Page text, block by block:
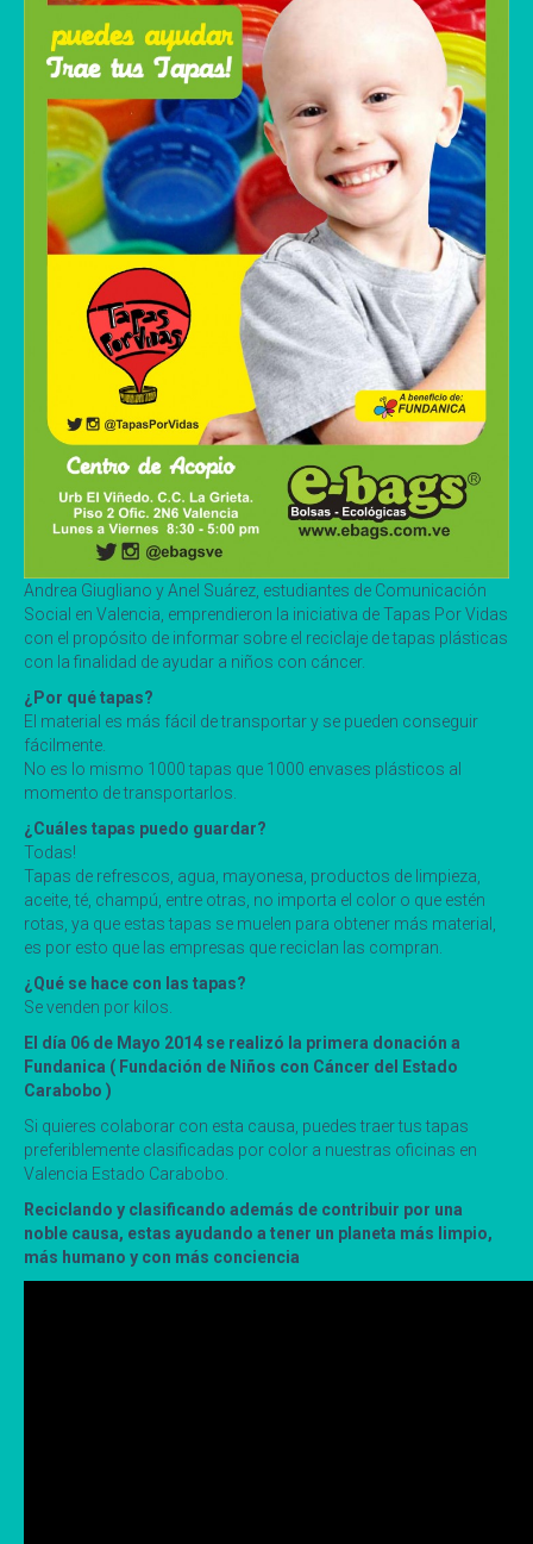
Andrea Giugliano y Anel Suárez, estudiantes de Comunicación
Social en Valencia, emprendieron la iniciativa de Tapas Por Vidas
con el propósito de informar sobre el reciclaje de tapas plásticas
con la finalidad de ayudar a niños con cáncer.
¿Por qué tapas?
El material es más fácil de transportar y se pueden conseguir
fácilmente.
No es lo mismo 1000 tapas que 1000 envases plásticos al
momento de transportarlos.
¿Cuáles tapas puedo guardar?
Todas!
Tapas de refrescos, agua, mayonesa, productos de limpieza,
aceite, té, champú, entre otras, no importa el color o que estén
rotas, ya que estas tapas se muelen para obtener más material,
es por esto que las empresas que reciclan las compran.
¿Qué se hace con las tapas?
Se venden por kilos.
El día 06 de Mayo 2014 se realizó la primera donación a
Fundanica ( Fundación de Niños con Cáncer del Estado
Carabobo )
Si quieres colaborar con esta causa, puedes traer tus tapas
preferiblemente clasificadas por color a nuestras oficinas en
Valencia Estado Carabobo.
Reciclando y clasificando además de contribuir por una
noble causa, estas ayudando a tener un planeta más limpio,
más humano y con más conciencia